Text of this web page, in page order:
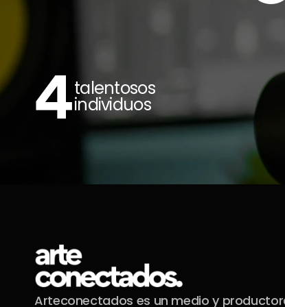
4talentosos
individuos
Arteconectados es un medio y